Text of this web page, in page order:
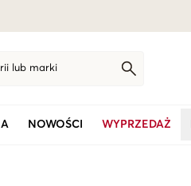
lub marki
NOWOŚCI WYPRZEDAŻ